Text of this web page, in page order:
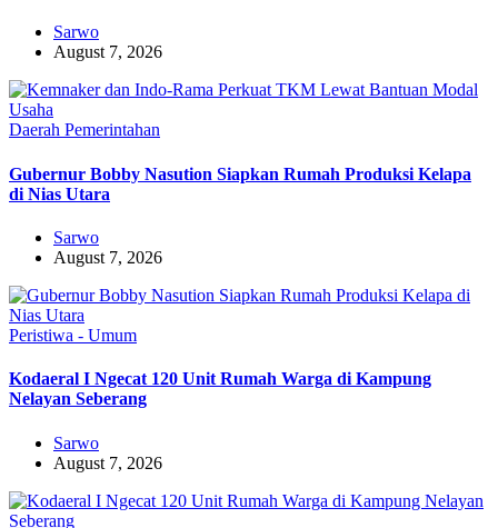
Sarwo
August 7, 2026
Daerah Pemerintahan
Gubernur Bobby Nasution Siapkan Rumah Produksi Kelapa
di Nias Utara
Sarwo
August 7, 2026
Peristiwa - Umum
Kodaeral I Ngecat 120 Unit Rumah Warga di Kampung
Nelayan Seberang
Sarwo
August 7, 2026